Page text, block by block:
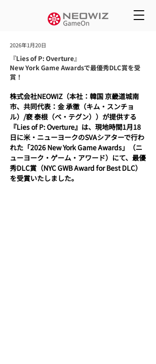
2026年1月20日
『Lies of P: Overture』
New York Game Awardsで最優秀DLC賞を受
賞！
株式会社NEOWIZ（本社：韓国 京畿道城南
市、共同代表：金 承徹（キム・スンチョ
ル）/裵 泰根（ベ・テグン））が提供する
『Lies of P: Overture』は、現地時間1月18
日に米・ニューヨークのSVAシアターで行わ
れた「2026 New York Game Awards」（ニ
ューヨーク・ゲーム・アワード）にて、最優
秀DLC賞（NYC GWB Award for Best DLC）
を受賞いたしました。